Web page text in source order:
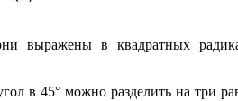
выражены в квадратных
в 45° можно разделить на три